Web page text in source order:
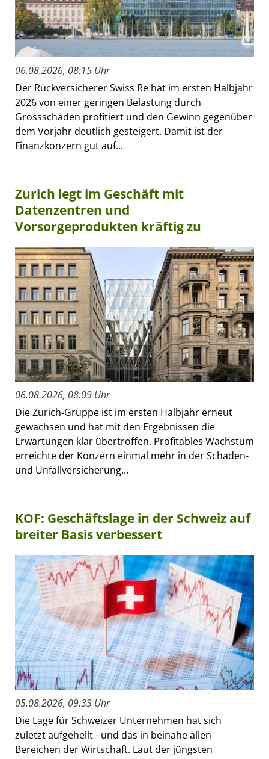
06.08.2026, 08:15 Uhr
Der Rückversicherer Swiss Re hat im ersten Halbjahr
2026 von einer geringen Belastung durch
Grossschäden profitiert und den Gewinn gegenüber
dem Vorjahr deutlich gesteigert. Damit ist der
Finanzkonzern gut auf...
Zurich legt im Geschäft mit
Datenzentren und
Vorsorgeprodukten kräftig zu
06.08.2026, 08:09 Uhr
Die Zurich-Gruppe ist im ersten Halbjahr erneut
gewachsen und hat mit den Ergebnissen die
Erwartungen klar übertroffen. Profitables Wachstum
erreichte der Konzern einmal mehr in der Schaden-
und Unfallversicherung...
KOF: Geschäftslage in der Schweiz auf
breiter Basis verbessert
05.08.2026, 09:33 Uhr
Die Lage für Schweizer Unternehmen hat sich
zuletzt aufgehellt - und das in beinahe allen
Bereichen der Wirtschaft. Laut der jüngsten